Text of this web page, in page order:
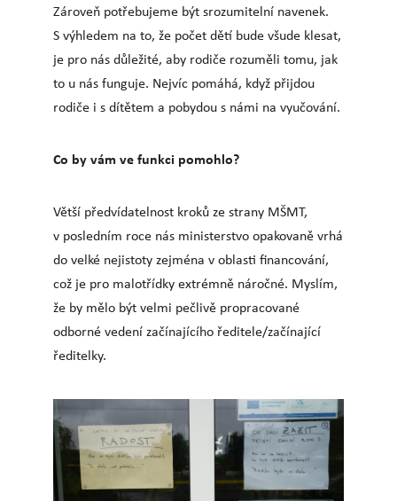
Zároveň potřebujeme být srozumitelní navenek.
S výhledem na to, že počet dětí bude všude klesat,
je pro nás důležité, aby rodiče rozuměli tomu, jak
to u nás funguje. Nejvíc pomáhá, když přijdou
rodiče i s dítětem a pobydou s námi na vyučování.
Co by vám ve funkci pomohlo?
Větší předvídatelnost kroků ze strany MŠMT,
v posledním roce nás ministerstvo opakovaně vrhá
do velké nejistoty zejména v oblasti financování,
což je pro malotřídky extrémně náročné. Myslím,
že by mělo být velmi pečlivě propracované
odborné vedení začínajícího ředitele/začínající
ředitelky.